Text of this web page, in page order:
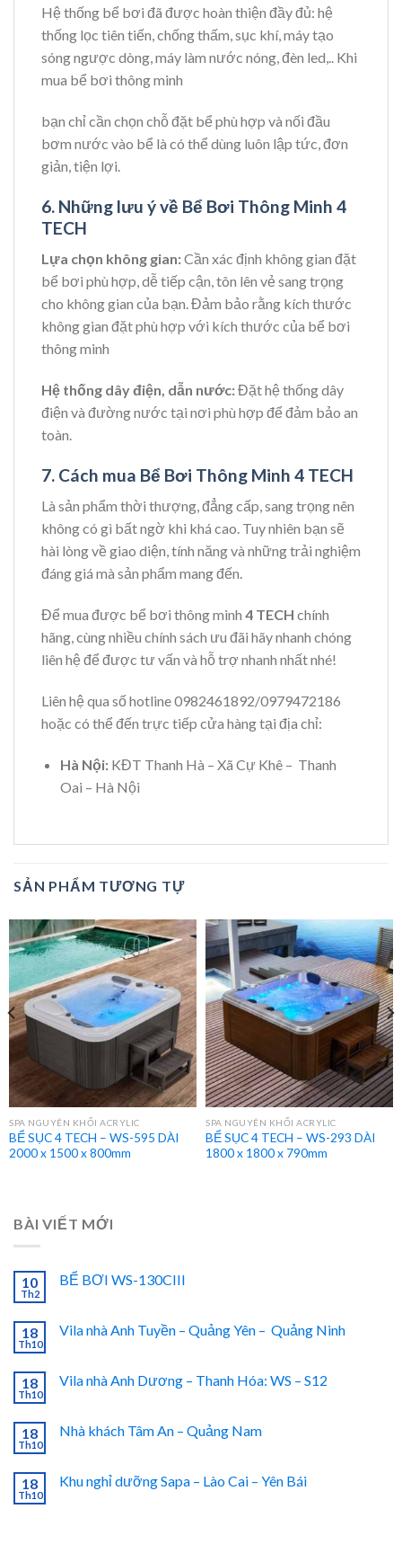
Hệ thống bể bơi đã được hoàn thiện đầy đủ: hệ
thống lọc tiên tiến, chống thấm, sục khí, máy tạo
sóng ngược dòng, máy làm nước nóng, đèn led,.. Khi
mua bể bơi thông minh
bạn chỉ cần chọn chỗ đặt bể phù hợp và nối đầu
bơm nước vào bể là có thể dùng luôn lập tức, đơn
giản, tiện lợi.
6. Những lưu ý về Bể Bơi Thông Minh 4
TECH
Lựa chọn không gian:Cần xác định không gian đặt
bể bơi phù hợp, dễ tiếp cận, tôn lên vẻ sang trọng
cho không gian của bạn. Đảm bảo rằng kích thước
không gian đặt phù hợp với kích thước của bể bơi
thông minh
Hệ thống dây điện, dẫn nước:Đặt hệ thống dây
điện và đường nước tại nơi phù hợp để đảm bảo an
toàn.
7. Cách mua Bể Bơi Thông Minh 4 TECH
Là sản phẩm thời thượng, đẳng cấp, sang trọng nên
không có gì bất ngờ khi khá cao. Tuy nhiên bạn sẽ
hài lòng về giao diện, tính năng và những trải nghiệm
đáng giá mà sản phẩm mang đến.
Để mua được bể bơi thông minh 4 TECH chính
hãng, cùng nhiều chính sách ưu đãi hãy nhanh chóng
liên hệ để được tư vấn và hỗ trợ nhanh nhất nhé!
Liên hệ qua số hotline 0982461892/0979472186
hoặc có thể đến trực tiếp cửa hàng tại địa chỉ:
Hà Nội:KĐT Thanh Hà – Xã Cự Khê – Thanh
Oai – Hà Nội
SẢN PHẨM TƯƠNG TỰ
SPA NGUYÊN KHỐI ACRYLIC
BỂ SỤC 4 TECH – WS-595 DÀI
2000 x 1500 x 800mm
SPA NGUYÊN KHỐI ACRYLIC
BỂ SỤC 4 TECH – WS-293 DÀI
1800 x 1800 x 790mm
BÀI VIẾT MỚI
10
Th2
BỂ BƠI WS-130CIII
18
Th10
Vila nhà Anh Tuyền – Quảng Yên – Quảng Ninh
18
Th10
Vila nhà Anh Dương – Thanh Hóa: WS – S12
18
Th10
Nhà khách Tâm An – Quảng Nam
18
Th10
Khu nghỉ dưỡng Sapa – Lào Cai – Yên Bái